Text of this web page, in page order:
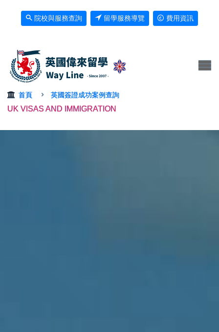
院校與服務查詢 留學服務導覽 費用資訊
首頁 英國簽證成功案例查詢
UK VISAS AND IMMIGRATION